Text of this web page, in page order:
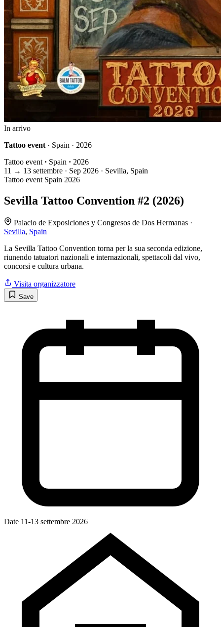
In arrivo
Tattoo event · Spain · 2026
Tattoo event · Spain · 2026
11 → 13 settembre · Sep 2026 · Sevilla, Spain
Tattoo event Spain 2026
Sevilla Tattoo Convention #2 (2026)
Palacio de Exposiciones y Congresos de Dos Hermanas ·
Sevilla, Spain
La Sevilla Tattoo Convention torna per la sua seconda edizione,
riunendo tatuatori nazionali e internazionali, spettacoli dal vivo,
concorsi e cultura urbana.
Visita organizzatore
Save
Date 11-13 settembre 2026